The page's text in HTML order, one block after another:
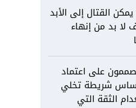
القتال إلى الأبد
بد من إنهاء
على اعتماد
شريطة تخلي
الثقة التي